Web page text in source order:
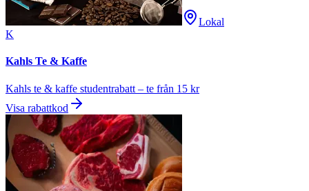
Lokal
K
Kahls Te & Kaffe
Kahls te & kaffe studentrabatt – te från 15 kr
Visa rabattkod